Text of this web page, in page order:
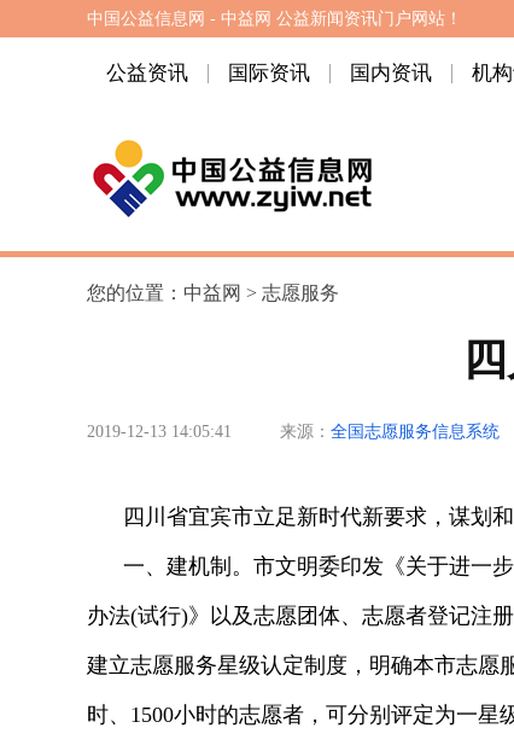
中国公益信息网 - 中益网 公益新闻资讯门户网站！
公益资讯 国际资讯 国内资讯 机
您的位置： 中益网 > 志愿服务
2019-12-13 14:05:41 来源： 全国志愿服务信息系统
四川省宜宾市立足新时代新要求，谋划
一、建机制。市文明委印发《关于进一
办法(试行)》以及志愿团体、志愿者登记注
建立志愿服务星级认定制度，明确本市志愿
时、1500小时的志愿者，可分别评定为一星